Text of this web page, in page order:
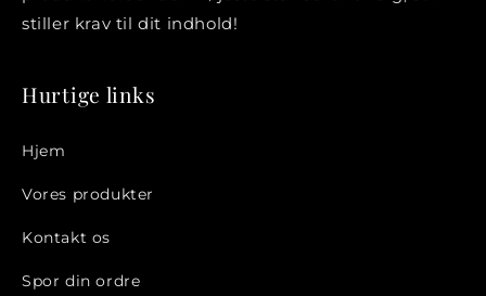
stiller krav til dit indhold!
Hurtige links
Hjem
Vores produkter
Kontakt os
Spor din ordre
Login påkrævet
varer.